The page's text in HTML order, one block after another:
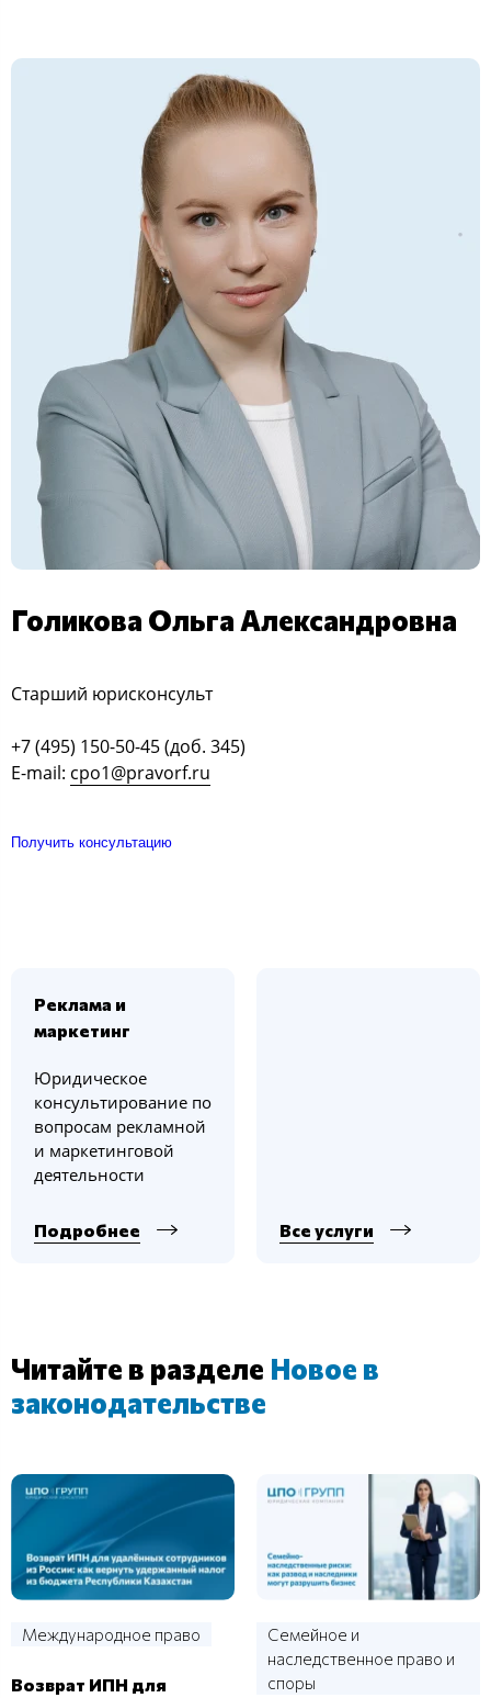
Голикова Ольга Александровна
Старший юрисконсульт
+7 (495) 150-50-45 (доб. 345)
E-mail: cpo1@pravorf.ru
Получить консультацию
Реклама и
маркетинг
Юридическое
консультирование по
вопросам рекламной
и маркетинговой
деятельности
Подробнее Все услуги
Читайте в разделе Новое в
законодательстве
Международное право
Возврат ИПН для
Семейное и
наследственное право и
споры